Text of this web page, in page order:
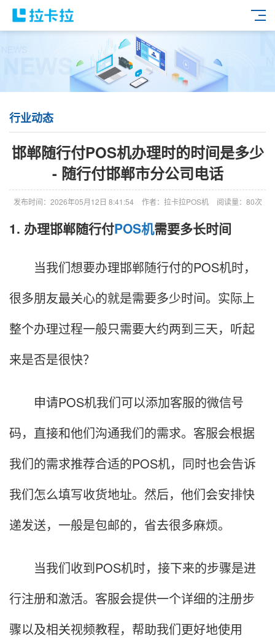
行业动态
邯郸随行付POS机办理时的时间是多少
- 随行付邯郸市分公司电话
发布时间：2026年05月12日 8:41:54 作者：拉卡拉POS机 阅读量：80次
1. 办理邯郸随行付POS机需要多长时间
当我们想要办理邯郸随行付的POS机时，
很多朋友最关心的就是需要多少时间。实际上
整个办理过程一般只需要大约两到三天，听起
来是否是很快？
申请POS机我们可以添加客服的微信号
码，直接和他们沟通我们的需求。客服会根据
我们的需求推荐合适的POS机，同时也会告诉
我们怎么填写收货地址。然后，他们会安排快
递发送，一般是包邮的，省去很多麻烦。
当我们收到POS机时，接下来的步骤是进
行注册和激活。客服会提供一个详细的注册步
骤以及相关视频教程，帮助我们更好地使用